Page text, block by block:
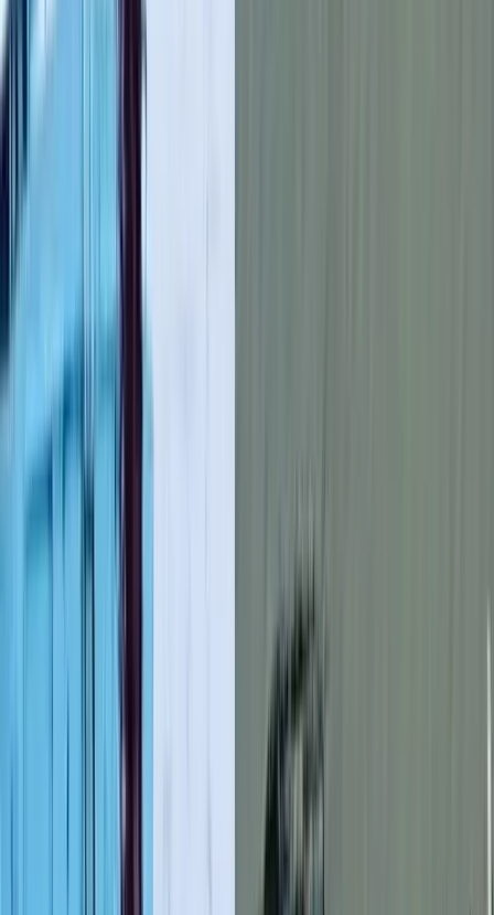
লাল ফিতা কেটে বাঁশের সাঁকো
উদ্বোধন!, উদ্বোধক শীর্ষস্থানীয়
বিএনপি নেতাকে নিয়ে উপহাস